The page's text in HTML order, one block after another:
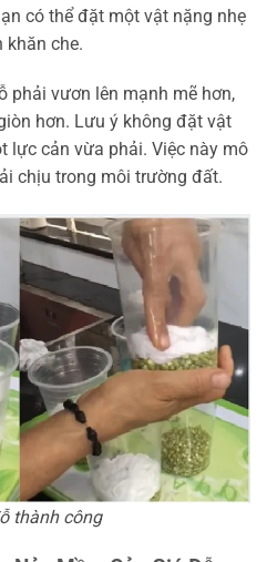
có thể đặt một vật nặng nhẹ
khăn che.
phải vươn lên mạnh mẽ hơn,
hơn. Lưu ý không đặt vật
lực cản vừa phải. Việc này mô
chịu trong môi trường đất.
thành công